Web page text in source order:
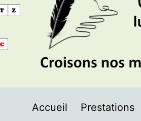
Accueil Prestations